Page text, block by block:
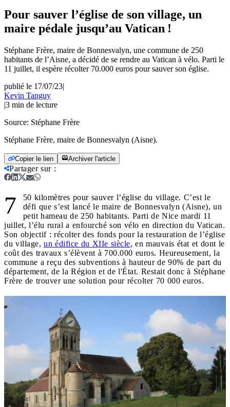
Pour sauver l’église de son village, un
maire pédale jusqu’au Vatican !
Stéphane Frère, maire de Bonnesvalyn, une commune de 250
habitants de l’Aisne, a décidé de se rendre au Vatican à vélo. Parti le
11 juillet, il espère récolter 70.000 euros pour sauver son église.
publié le 17/07/23|
Kevin Tanguy
|3 min de lecture
Source: Stéphane Frère
Stéphane Frère, maire de Bonnesvalyn (Aisne).
Copier le lien Archiver l'article
Partager sur:
7
50 kilomètres pour sauver l’église du village. C’est le
défi que s’est lancé le maire de Bonnesvalyn (Aisne), un
petit hameau de 250 habitants. Parti de Nice mardi 11
juillet, l’élu rural a enfourché son vélo en direction du Vatican.
Son objectif : récolter des fonds pour la restauration de l’église
du village, un édifice du XIIe siècle, en mauvais état et dont le
coût des travaux s’élèvent à 700.000 euros. Heureusement, la
commune a reçu des subventions à hauteur de 90% de part du
département, de la Région et de l'État. Restait donc à Stéphane
Frère de trouver une solution pour récolter 70 000 euros.